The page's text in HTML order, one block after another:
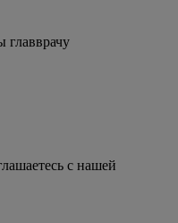
главврачу
с нашей